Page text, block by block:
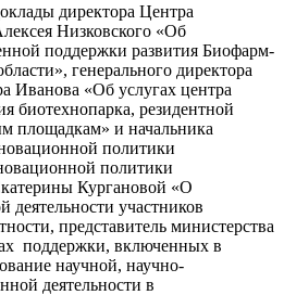
директора Центра
Низковского «Об
поддержки развития Биофарм-
генерального директора
Иванова «Об услугах центра
биотехнопарка, резидентной
площадкам» и начальника
политики
политики
Кургановой «О
участников
представитель министерства
поддержки, включенных в
научной, научно-
деятельности в